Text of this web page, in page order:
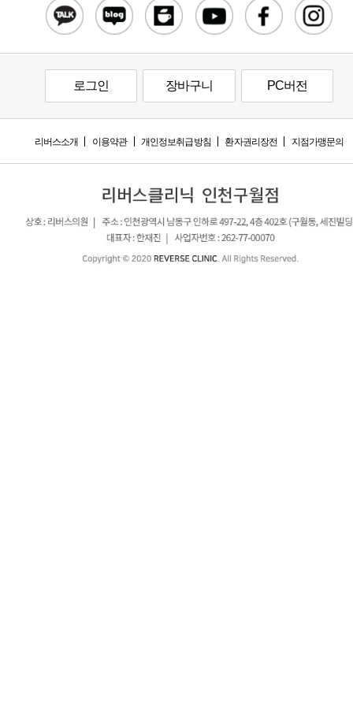
로그인 장바구니 PC버전
리버스소개 이용약관 개인정보취급방침 환자권리장전 지점가맹문의